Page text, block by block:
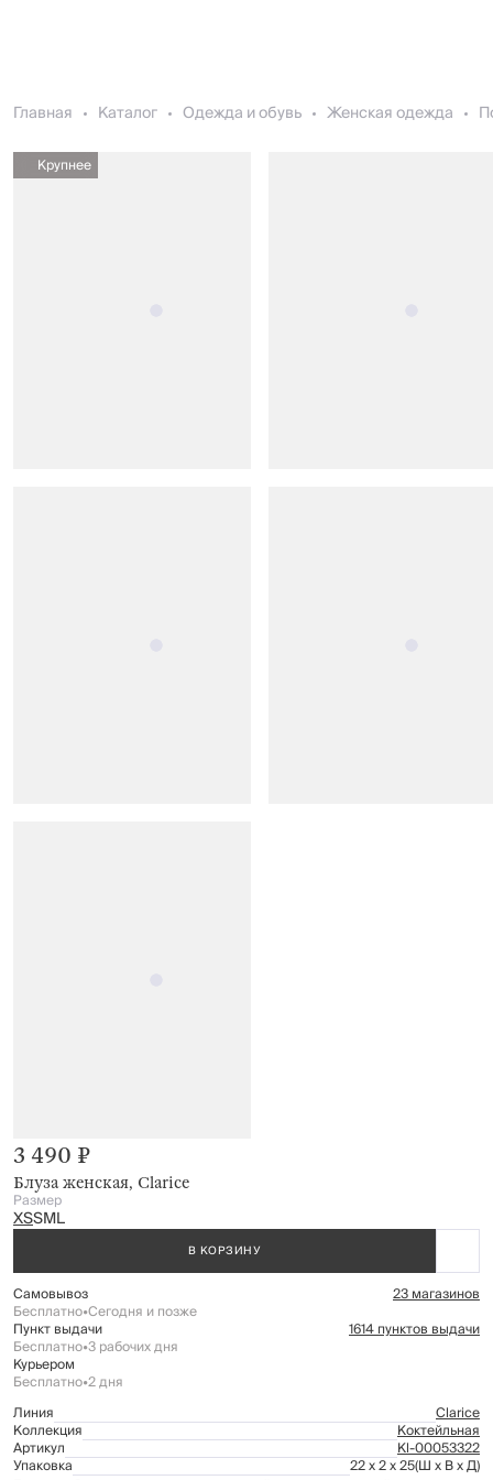
Главная Каталог Одежда и обувь Женская одежда
Крупнее
Блуза женская, Clarice
3 490 ₽
Размер
XSSML
В КОРЗИНУ
Самовывоз 23 магазинов
Бесплатно•Сегодня и позже
Пункт выдачи 1614 пунктов выдачи
Бесплатно•3 рабочих дня
Курьером
Бесплатно•2 дня
Линия
Clarice
Коллекция Коктейльная
Артикул Kl-00053322
Упаковка 22 x 2 x 25(Ш x В x Д)